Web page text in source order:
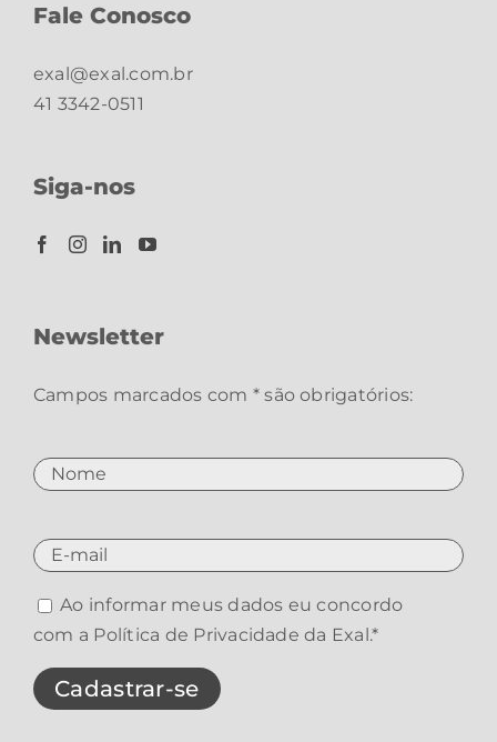
Fale Conosco
exal@exal.com.br
41 3342-0511
Siga-nos
Newsletter
Campos marcados com * são obrigatórios:
Ao informar meus dados eu concordo
com a Política de Privacidade da Exal.*